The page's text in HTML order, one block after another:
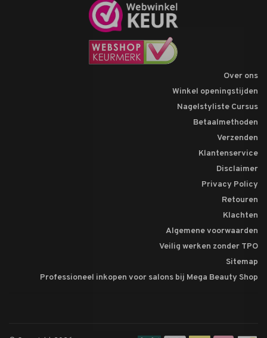
Over ons
Winkel openingstijden
Nagelstyliste Cursus
Betaalmethoden
Verzenden
Klantenservice
Disclaimer
Privacy Policy
Retouren
Klachten
Algemene voorwaarden
Veilig werken zonder TPO
Sitemap
Professioneel inkopen voor salons bij Mega Beauty Shop